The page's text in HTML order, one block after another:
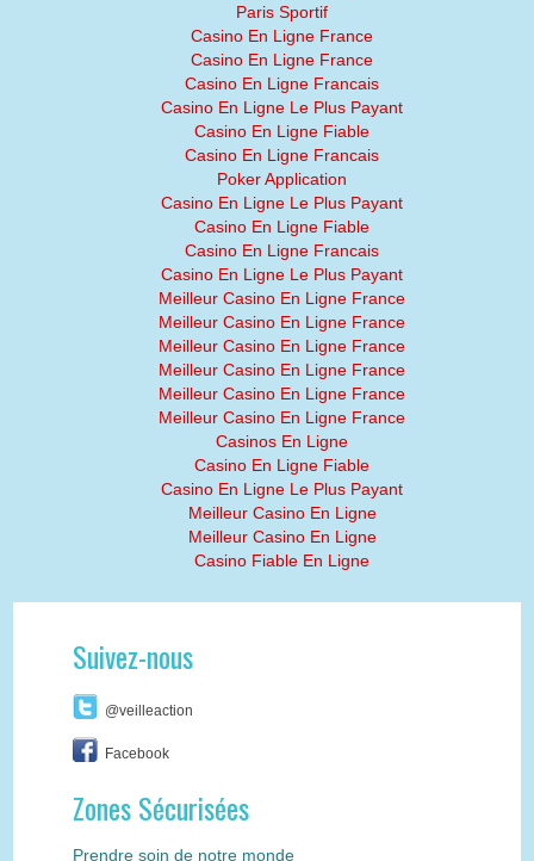
Paris Sportif
Casino En Ligne France
Casino En Ligne France
Casino En Ligne Francais
Casino En Ligne Le Plus Payant
Casino En Ligne Fiable
Casino En Ligne Francais
Poker Application
Casino En Ligne Le Plus Payant
Casino En Ligne Fiable
Casino En Ligne Francais
Casino En Ligne Le Plus Payant
Meilleur Casino En Ligne France
Meilleur Casino En Ligne France
Meilleur Casino En Ligne France
Meilleur Casino En Ligne France
Meilleur Casino En Ligne France
Meilleur Casino En Ligne France
Casinos En Ligne
Casino En Ligne Fiable
Casino En Ligne Le Plus Payant
Meilleur Casino En Ligne
Meilleur Casino En Ligne
Casino Fiable En Ligne
Suivez-nous
@veilleaction
Facebook
Zones Sécurisées
Prendre soin de notre monde